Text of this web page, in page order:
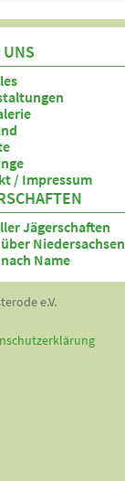
UNS
/ Impressum
Jägerschaften
Name
e.V.